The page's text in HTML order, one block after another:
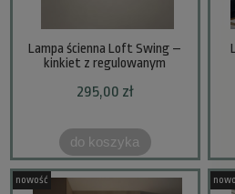
Lampa ścienna Loft Swing –
kinkiet z regulowanym
295,00 zł
do koszyka
nowość